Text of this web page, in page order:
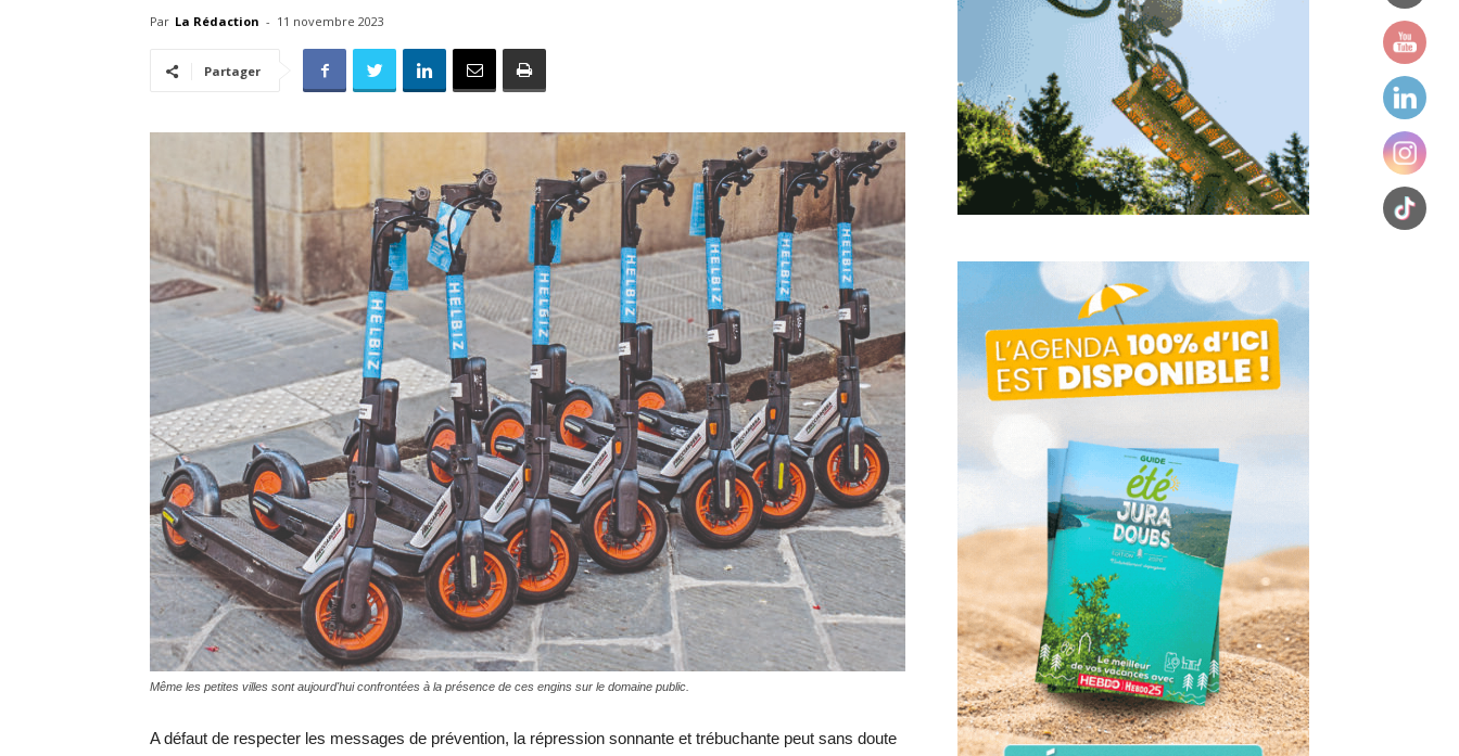
l'info
locale
–
Hebdo25
Par La Rédaction - 11 novembre 2023
Partager
Même les petites villes sont aujourd'hui confrontées à la présence de ces engins sur le domaine public.
A défaut de respecter les messages de prévention, la répression sonnante et trébuchante peut sans doute